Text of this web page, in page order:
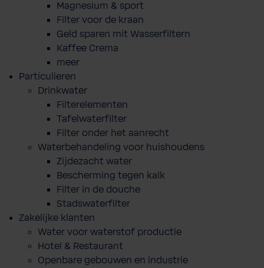
Magnesium & sport
Filter voor de kraan
Geld sparen mit Wasserfiltern
Kaffee Crema
meer
Particulieren
Drinkwater
Filterelementen
Tafelwaterfilter
Filter onder het aanrecht
Waterbehandeling voor huishoudens
Zijdezacht water
Bescherming tegen kalk
Filter in de douche
Stadswaterfilter
Zakelijke klanten
Water voor waterstof productie
Hotel & Restaurant
Openbare gebouwen en industrie